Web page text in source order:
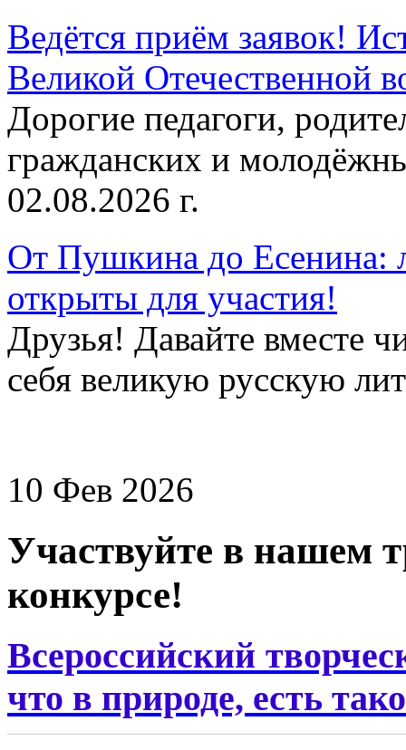
Ведётся приём заявок!
Великой Отечественной
Дорогие педагоги,
гражданских и
02.08.2026 г.
От Пушкина до Есенина:
открыты для участия!
Друзья! Давайте вместе
себя великую русскую
10 Фев 2026
Участвуйте в нашем
конкурсе!
Всероссийский
что в природе, есть